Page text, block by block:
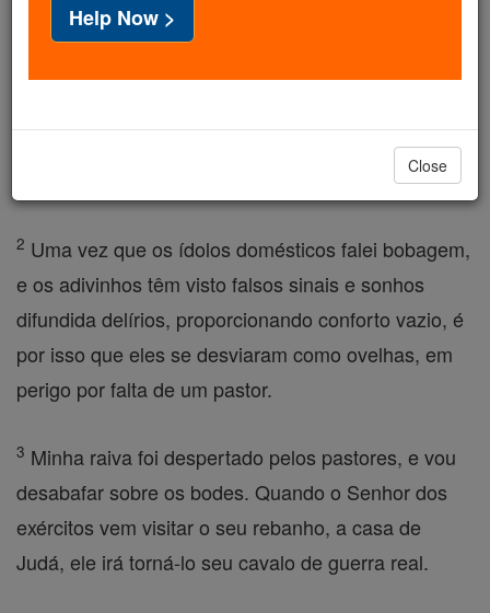
Pergunte para o Senhor chuva no outono e na
época das chuvas de primavera. O Senhor é o
dará chuveiro de água, a cada um, a grama em seu
2 Uma vez que os ídolos domésticos falei bobagem,
e os adivinhos têm visto falsos sinais e sonhos
difundida delírios, proporcionando conforto vazio, é
por isso que eles se desviaram como ovelhas, em
perigo por falta de um pastor.
3 Minha raiva foi despertado pelos pastores, e vou
desabafar sobre os bodes. Quando o Senhor dos
exércitos vem visitar o seu rebanho, a casa de
Judá, ele irá torná-lo seu cavalo de guerra real.
Help Now >
Close